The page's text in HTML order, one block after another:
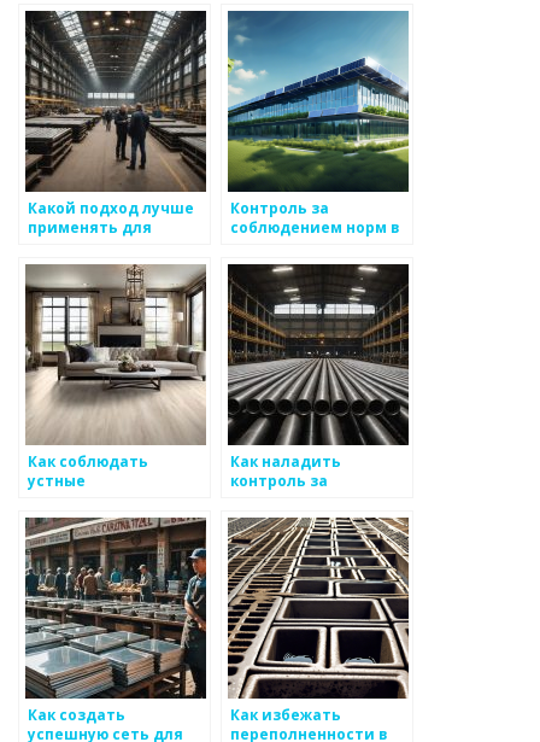
занимающейся
производством
металлических
изделий
использования
металоизделий
Какой подход лучше
применять для
сотрудничества с
клиентами
Контроль за
соблюдением норм в
Как соблюдать
устные
металлургии
Как наладить
контроль за
металлоизделий
Как создать
успешную сеть для
Как избежать
переполненности в